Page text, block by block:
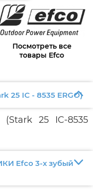
Посмотреть все
товары Efco
25 IC - 8535 ERGO)
25 IC-8535
Efco 3-х зубый